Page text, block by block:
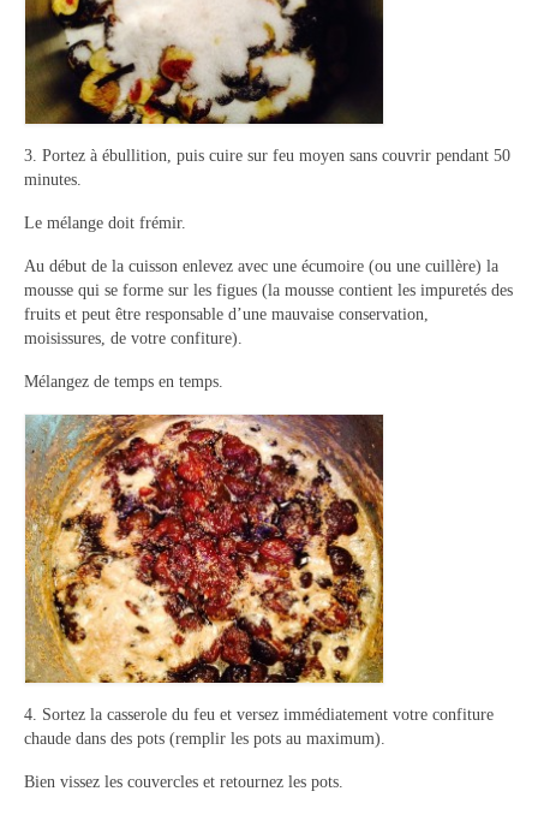
3. Portez à ébullition, puis cuire sur feu moyen sans couvrir pendant 50
minutes.
Le mélange doit frémir.
Au début de la cuisson enlevez avec une écumoire (ou une cuillère) la
mousse qui se forme sur les figues (la mousse contient les impuretés des
fruits et peut être responsable d’une mauvaise conservation,
moisissures, de votre confiture).
Mélangez de temps en temps.
4. Sortez la casserole du feu et versez immédiatement votre confiture
chaude dans des pots (remplir les pots au maximum).
Bien vissez les couvercles et retournez les pots.